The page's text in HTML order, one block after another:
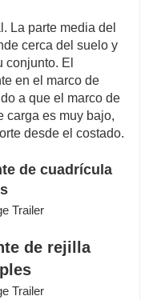
La parte media del
cerca del suelo y
conjunto. El
en el marco de
a que el marco de
carga es muy bajo,
desde el costado.
de cuadrícula
de rejilla